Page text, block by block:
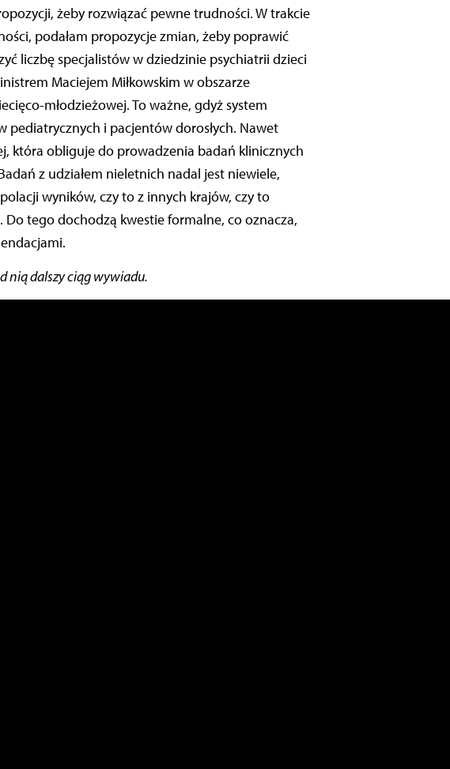
żeby rozwiązać pewne trudności. W trakcie
podałam propozycje zmian, żeby poprawić
liczbę specjalistów w dziedzinie psychiatrii dzieci
Maciejem Miłkowskim w obszarze
młodzieżowej. To ważne, gdyż system
i pacjentów dorosłych. Nawet
która obliguje do prowadzenia badań klinicznych
z udziałem nieletnich nadal jest niewiele,
wyników, czy to z innych krajów, czy to
tego dochodzą kwestie formalne, co oznacza,
nią dalszy ciąg wywiadu.